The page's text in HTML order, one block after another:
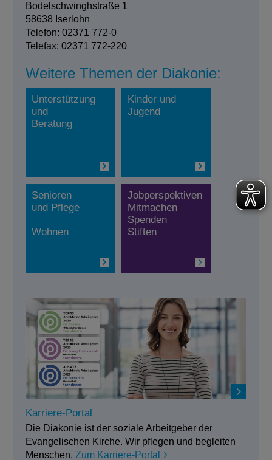
Bodelschwinghstraße 1
58638 Iserlohn
Telefon: 02371 772-0
Telefax: 02371 772-220
Weitere Themen der Diakonie:
Unterstützung
und
Beratung
Kinder und
Jugend
Senioren
und Pflege
Wohnen
Jobperspektiven
Mitmachen
Spenden
Stiften
Karriere-Portal
Die Diakonie ist der soziale Arbeitgeber der
Evangelischen Kirche. Wir pflegen und begleiten
Menschen.Zum Karriere-Portal